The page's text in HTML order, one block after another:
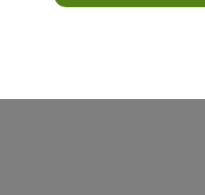
Bussen mit und ohne
Führerschein, die z.B. lange
fahren sollen.